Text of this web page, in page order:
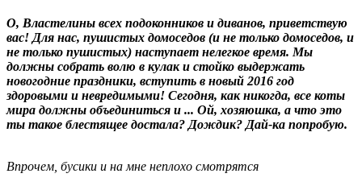
О, Властелины всех подоконников и диванов, приветствую
вас! Для нас, пушистых домоседов (и не только домоседов, и
не только пушистых) наступает нелегкое время. Мы
должны собрать волю в кулак и стойко выдержать
новогодние праздники, вступить в новый 2016 год
здоровыми и невредимыми! Сегодня, как никогда, все коты
мира должны объединиться и ... Ой, хозяюшка, а что это
ты такое блестящее достала? Дождик? Дай-ка попробую.
Впрочем, бусики и на мне неплохо смотрятся